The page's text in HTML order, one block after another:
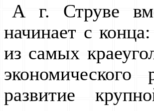
А г. Струве
начинает с
из самых
развитие